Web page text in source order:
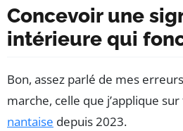
Concevoir une
intérieure qui
Bon, assez parlé de mes
marche, celle que j’applique
nantaise depuis 2023.